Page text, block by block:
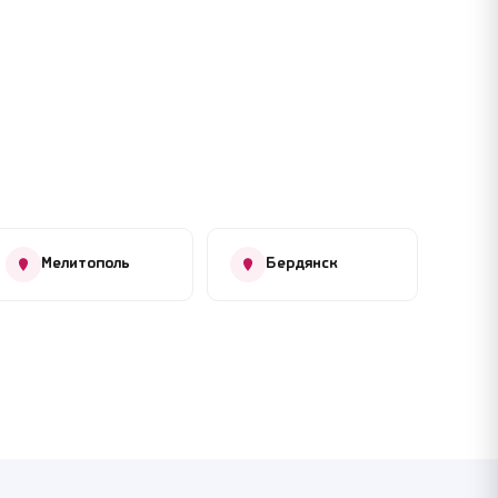
Мелитополь Бердянск